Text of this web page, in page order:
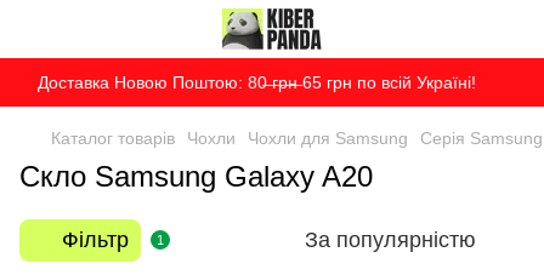
Доставка Новою Поштою: 80̶ ̶г̶р̶н̶ 65 грн по всій Україні!
Каталог товарів Чохли Чохли для Samsung Серія
Скло Samsung Galaxy A20
Фільтр 1 За популярністю